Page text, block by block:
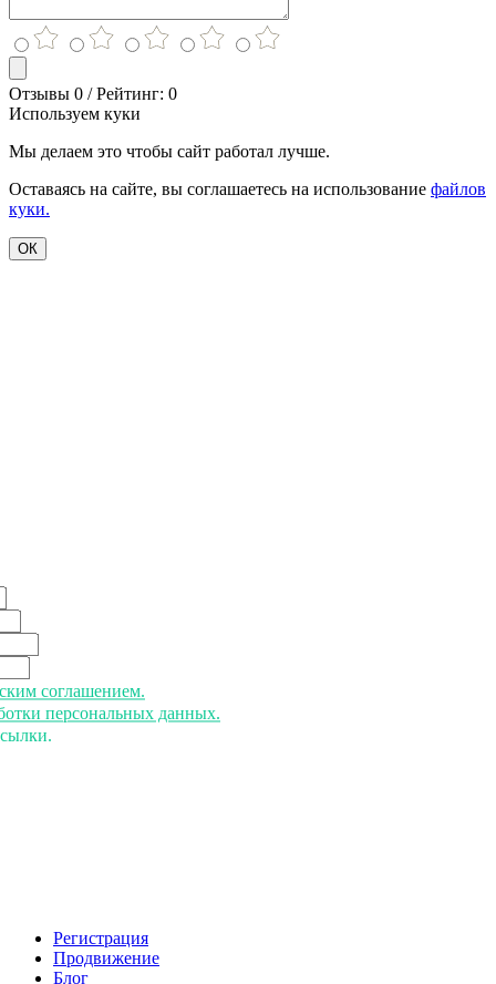
Отзывы 0 / Рейтинг: 0
Используем куки
Мы делаем это чтобы сайт работал лучше.
Оставаясь на сайте, вы соглашаетесь на использование файлов
куки.
ОК
соглашением.
персональных данных.
Регистрация
Продвижение
Блог